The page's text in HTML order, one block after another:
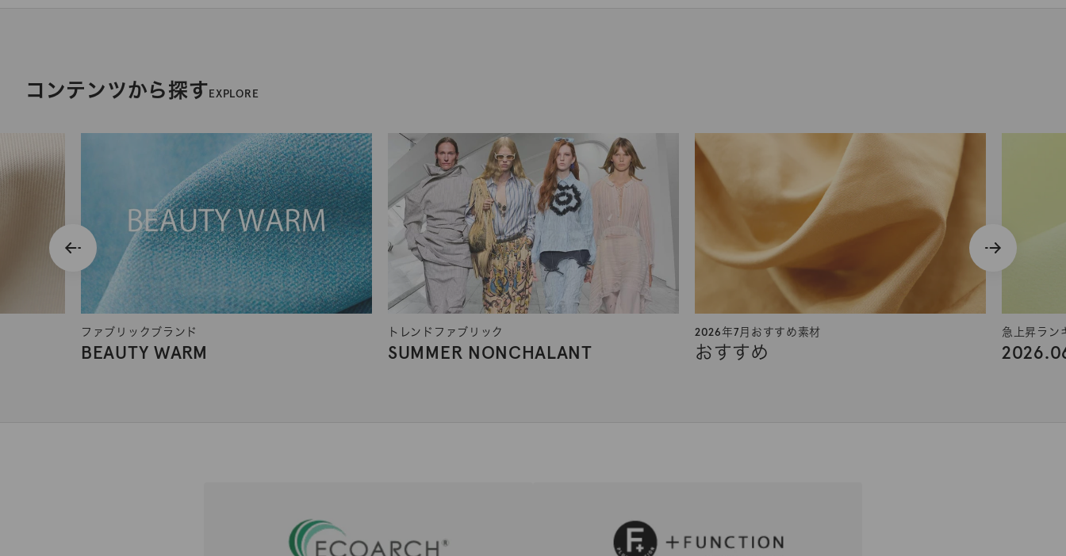
コンテンツから探すEXPLORE
ファブリックブランド
BEAUTY WARM
トレンドファブリック
SUMMER NONCHALANT
2026年7月おすすめ素材
おすすめ
急上昇ラン